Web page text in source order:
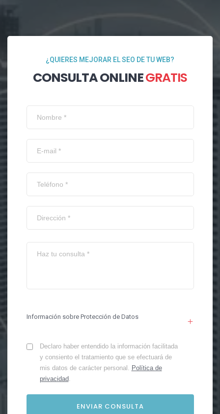
¿QUIERES MEJORAR EL SEO DE TU WEB?
CONSULTA ONLINEGRATIS
Información sobre Protección de Datos
Declaro haber entendido la información facilitada
y consiento el tratamiento que se efectuará de
mis datos de carácter personal. Política de
privacidad.